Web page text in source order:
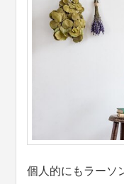
個人的にもラーソ